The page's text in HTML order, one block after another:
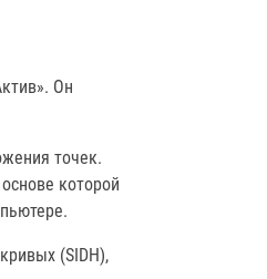
Он
точек.
которой
(SIDH),